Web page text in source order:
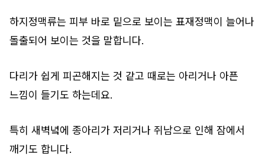
하지정맥류는 피부 바로 밑으로 보이는 표재정맥이 늘어나
돌출되어 보이는 것을 말합니다.
다리가 쉽게 피곤해지는 것 같고 때로는 아리거나 아픈
느낌이 들기도 하는데요.
특히 새벽녘에 종아리가 저리거나 쥐남으로 인해 잠에서
깨기도 합니다.